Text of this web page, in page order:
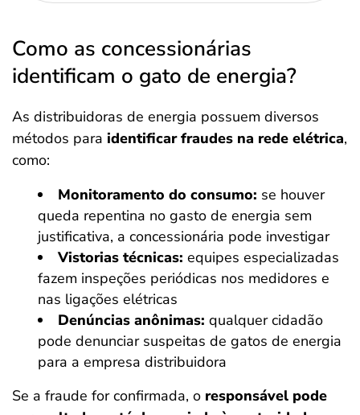
Como as concessionárias
identificam o gato de energia?
As distribuidoras de energia possuem diversos
métodos para identificar fraudes na rede elétrica,
como:
Monitoramento do consumo: se houver
queda repentina no gasto de energia sem
justificativa, a concessionária pode investigar
Vistorias técnicas: equipes especializadas
fazem inspeções periódicas nos medidores e
nas ligações elétricas
Denúncias anônimas: qualquer cidadão
pode denunciar suspeitas de gatos de energia
para a empresa distribuidora
Se a fraude for confirmada, o responsável pode